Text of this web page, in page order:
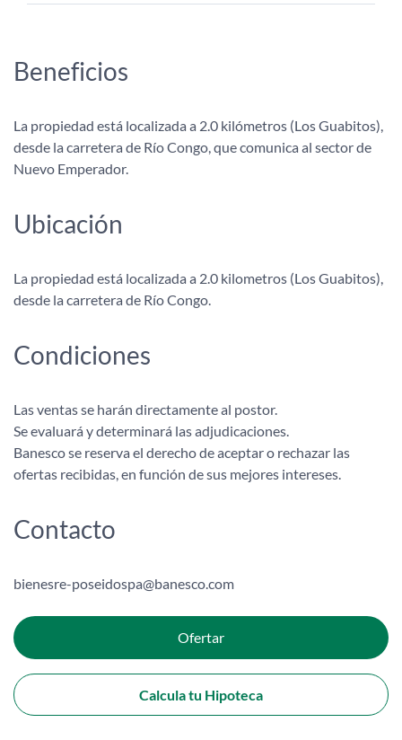
Beneficios
La propiedad está localizada a 2.0 kilómetros (Los Guabitos),
desde la carretera de Río Congo, que comunica al sector de
Nuevo Emperador.
Ubicación
La propiedad está localizada a 2.0 kilometros (Los Guabitos),
desde la carretera de Río Congo.
Condiciones
Las ventas se harán directamente al postor.
Se evaluará y determinará las adjudicaciones.
Banesco se reserva el derecho de aceptar o rechazar las
ofertas recibidas, en función de sus mejores intereses.
Contacto
bienesre-poseidospa@banesco.com
Ofertar
Calcula tu Hipoteca